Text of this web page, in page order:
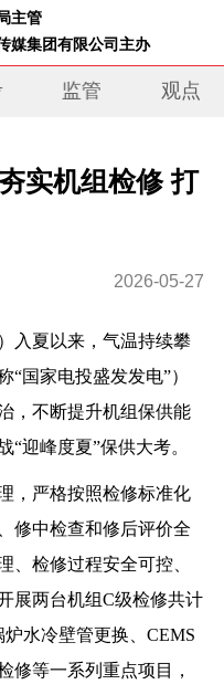
主管
媒集团有限公司主办
监管 观点
实机组检修 打
2026-05-27
入夏以来，气温持续攀
国家电投盛发发电”）
，不断提升机组保供能
迎峰度夏”保供大考。
严格按照检修标准化
修中检查和修后评价全
、检修过程安全可控、
展两台机组C级检修共计
水冷壁管更换、CEMS
修等一系列重点项目，